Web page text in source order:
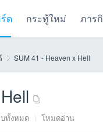
ด กระทู้ใหม่ ภาร
SUM 41 - Heaven x Hell
ทั้งหมด | โหมดอ่าน